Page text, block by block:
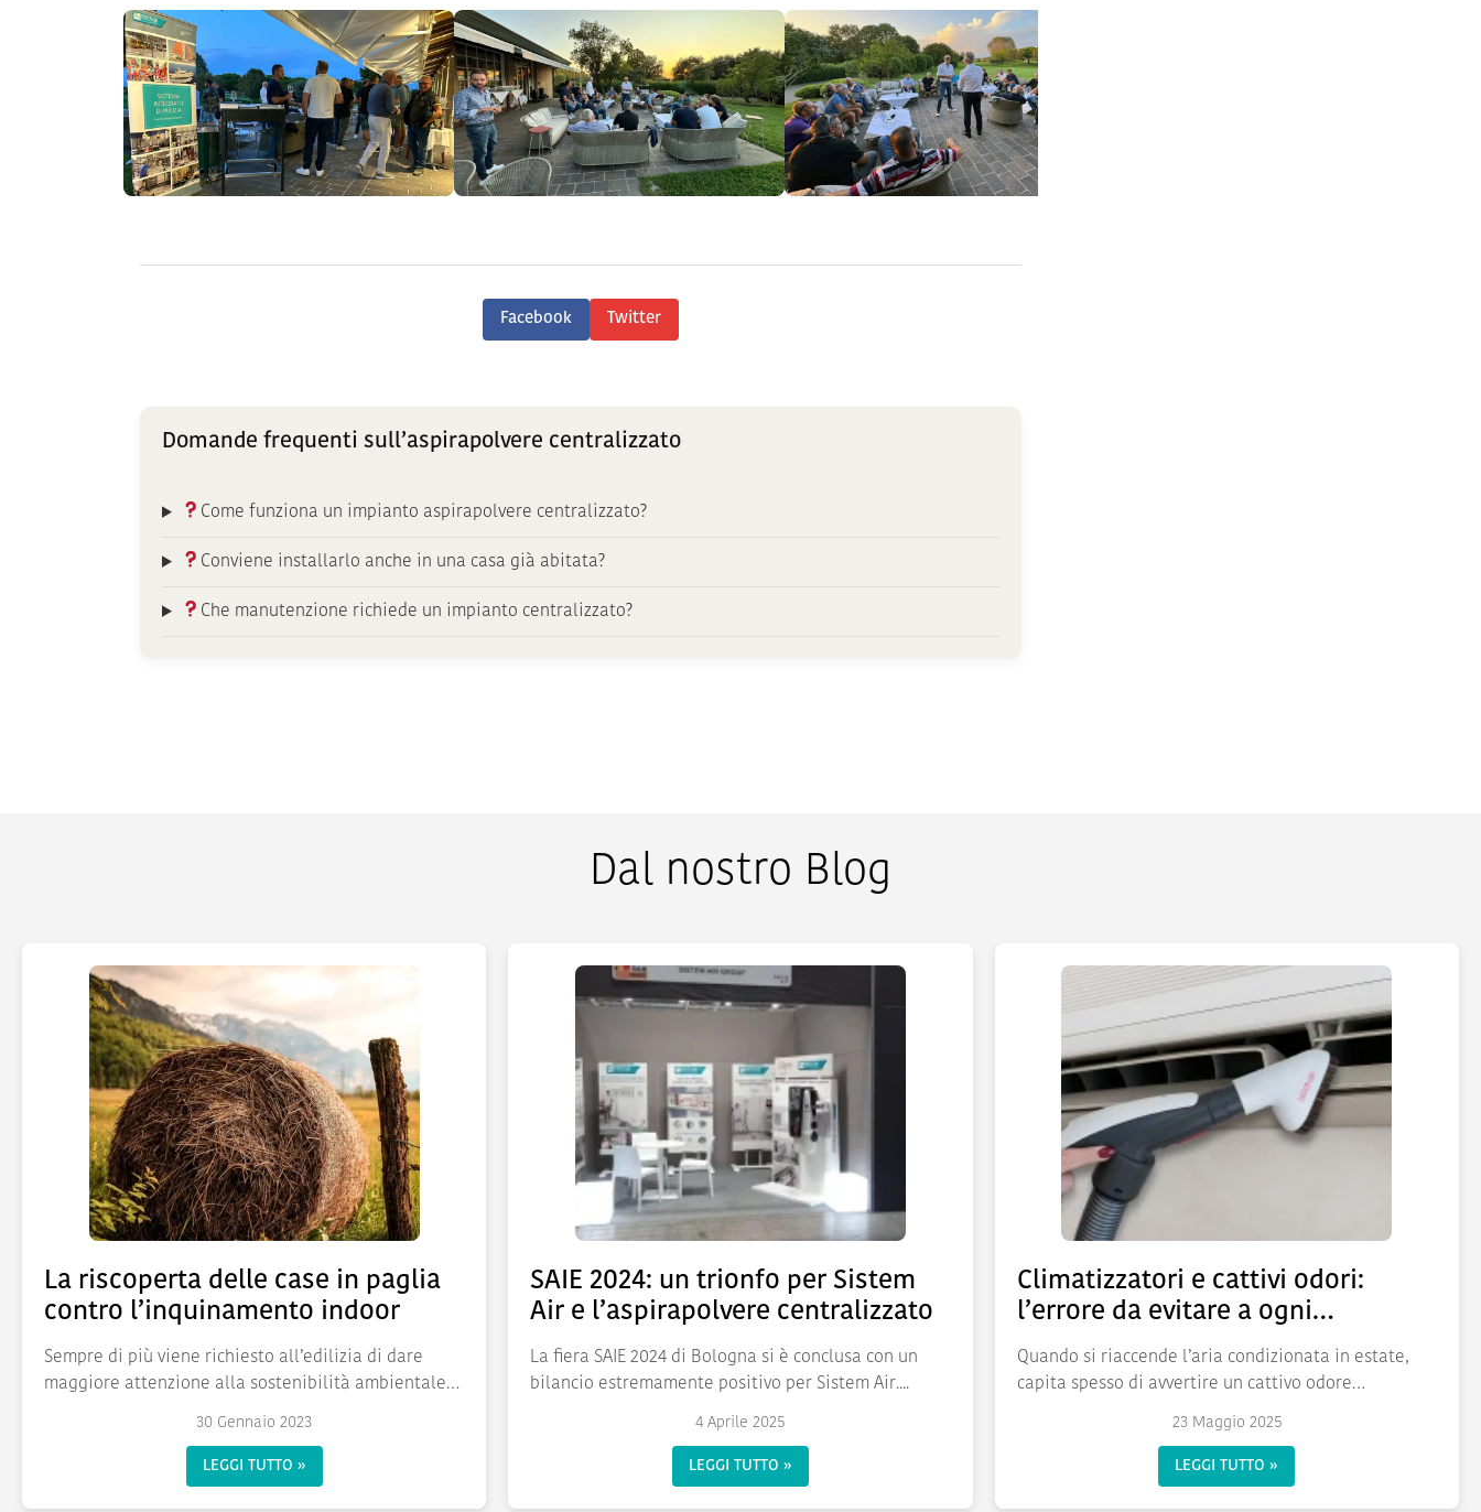
Facebook Twitter
Domande frequenti sull’aspirapolvere centralizzato
Come funziona un impianto aspirapolvere centralizzato?
Conviene installarlo anche in una casa già abitata?
Che manutenzione richiede un impianto centralizzato?
Dal nostro Blog
La riscoperta delle case in paglia
contro l’inquinamento indoor
Sempre di più viene richiesto all’edilizia di dare
maggiore attenzione alla sostenibilità ambientale
30 Gennaio 2023
LEGGI TUTTO »
SAIE 2024: un trionfo per Sistem
Air e l’aspirapolvere centralizzato
La fiera SAIE 2024 di Bologna si è conclusa con un
bilancio estremamente positivo per Sistem Air....
4 Aprile 2025
LEGGI TUTTO »
Climatizzatori e cattivi odori:
l’errore da evitare a ogni
riaccensione
Quando si riaccende l’aria condizionata in estate,
capita spesso di avvertire un cattivo odore
23 Maggio 2025
LEGGI TUTTO »